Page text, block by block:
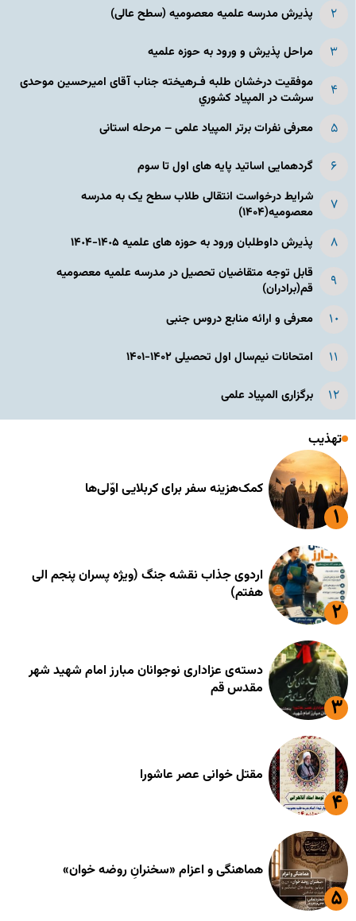
پذیرش مدرسه علمیه معصومیه‌ (سطح عالی)
مراحل پذیرش و ورود به حوزه علمیه
موفقیت درخشان طلبه فـرهیخته جناب آقای امیرحسین موحدی
سرشت در المپياد كشوري
معرفی نفرات برتر المپیاد علمی – مرحله استانی
گردهمایی اساتید پایه های اول تا سوم
شرایط درخواست انتقالی طلاب سطح یک به مدرسه
معصومیه(۱۴۰۴)
پذیرش داوطلبان ورود به حوزه های علمیه ١۴٠۵-١۴٠۴
قابل توجه متقاضیان تحصیل در مدرسه علمیه معصومیه
قم(برادران)
معرفی و ارائه منابع دروس جنبی
امتحانات نیم‌سال اول تحصیلی ۱۴۰۲-۱۴۰۱
برگزاری المپیاد علمی
تهذیب
کمک‌هزینه سفر برای کربلایی اوّلی‌ها
اردوی جذاب نقشه جنگ (ویژه پسران پنجم الی
هفتم)
دسته‌ی عزاداری نوجوانان مبارز امام شهید شهر
مقدس قم
مقتل خوانی عصر عاشورا
هماهنگی و اعزام «سخنرانِ روضه خوان»